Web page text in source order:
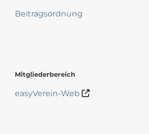
Beitragsordnung
Mitgliederbereich
easyVerein-Web